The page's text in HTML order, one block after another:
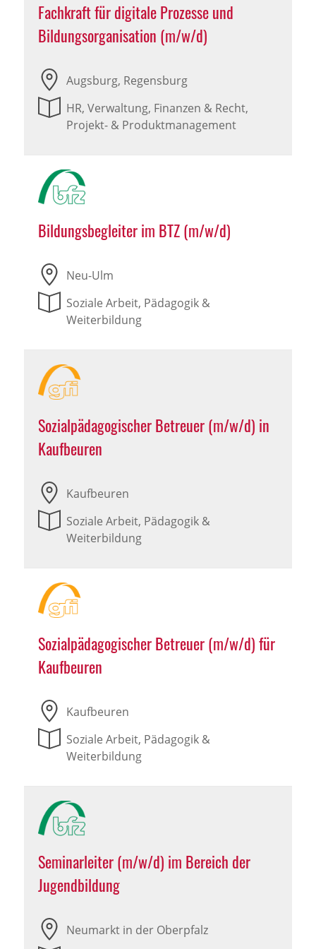
Fachkraft für digitale Prozesse und
Bildungsorganisation (m/w/d)
Augsburg, Regensburg
HR, Verwaltung, Finanzen & Recht,
Projekt- & Produktmanagement
Bildungsbegleiter im BTZ (m/w/d)
Neu-Ulm
Soziale Arbeit, Pädagogik &
Weiterbildung
Sozialpädagogischer Betreuer (m/w/d) in
Kaufbeuren
Kaufbeuren
Soziale Arbeit, Pädagogik &
Weiterbildung
Sozialpädagogischer Betreuer (m/w/d) für
Kaufbeuren
Kaufbeuren
Soziale Arbeit, Pädagogik &
Weiterbildung
Seminarleiter (m/w/d) im Bereich der
Jugendbildung
Neumarkt in der Oberpfalz